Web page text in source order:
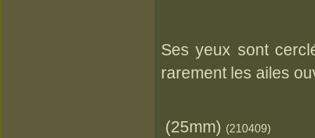
Ses yeux sont
rarement les
(25mm) (210409)